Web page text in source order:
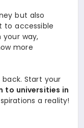
but also
to accessible
way,
more
Start your
to universities in
a reality!